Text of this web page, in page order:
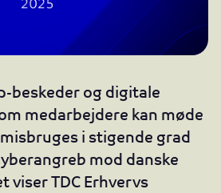
beskeder og digitale
medarbejdere kan møde
i stigende grad
mod danske
viser TDC Erhvervs